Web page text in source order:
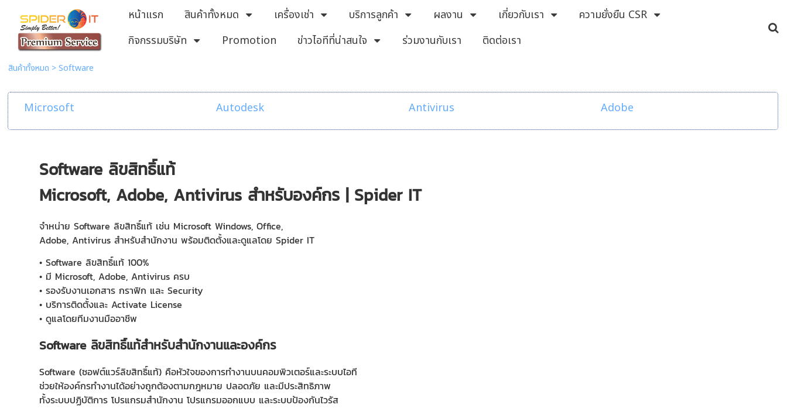
หน้าแรก สินค้าทั้งหมด เครื่องเช่า บริการลูกค้า ผลงาน เกี่ยวกับเรา
ความยั่งยืน CSR
กิจกรรมบริษัท
Promotion ข่าวไอทีที่น่าสนใจ ร่วมงานกับเรา ติดต่อเรา
สินค้าทั้งหมด >Software
Microsoft Autodesk Antivirus Adobe
Software ลิขสิทธิ์แท้
Microsoft, Adobe, Antivirus สำหรับองค์กร | Spider IT
จำหน่าย Software ลิขสิทธิ์แท้ เช่น Microsoft Windows, Office,
Adobe, Antivirus สำหรับสำนักงาน พร้อมติดตั้งและดูแลโดย Spider IT
• Software ลิขสิทธิ์แท้ 100%
• มี Microsoft, Adobe, Antivirus ครบ
• รองรับงานเอกสาร กราฟิก และ Security
• บริการติดตั้งและ Activate License
• ดูแลโดยทีมงานมืออาชีพ
Software ลิขสิทธิ์แท้สำหรับสำนักงานและองค์กร
Software (ซอฟต์แวร์ลิขสิทธิ์แท้) คือหัวใจของการทำงานบนคอมพิวเตอร์และระบบไอที
ช่วยให้องค์กรทำงานได้อย่างถูกต้องตามกฎหมาย ปลอดภัย และมีประสิทธิภาพ
ทั้งระบบปฏิบัติการ โปรแกรมสำนักงาน โปรแกรมออกแบบ และระบบป้องกันไวรัส